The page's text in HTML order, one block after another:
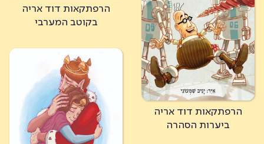
הרפתקאות דוד אריה
בקוטב המערבי
הרפתקאות דוד אריה
ביערות הסהרה